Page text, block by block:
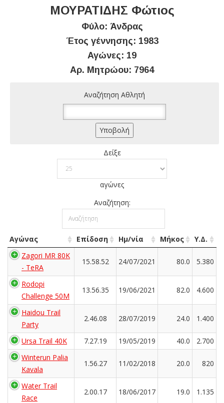
ΜΟΥΡΑΤΙΔΗΣ Φώτιος
Φύλο: Άνδρας
Έτος γέννησης: 1983
Αγώνες: 19
Αρ. Μητρώου: 7964
Αναζήτηση Αθλητή
Δείξε
αγώνες
Αναζήτηση:
Αγώνας Επίδοση Ημ/νία Μήκος
Υ.Δ.
Zagori MR 80K
- TeRA
15.58.52 24/07/2021 80.0 5.380
Rodopi
Challenge 50M
13.56.35 19/06/2021 82.0 4.600
Haidou Trail
Party
2.46.08 28/07/2019 24.0 1.400
Ursa Trail 40K 7.27.19 19/05/2019 40.0
2.700
Winterun Palia
Kavala
1.56.27 11/02/2018 20.0 820
Water Trail
Race
2.00.17 18/06/2017 19.0 1.135